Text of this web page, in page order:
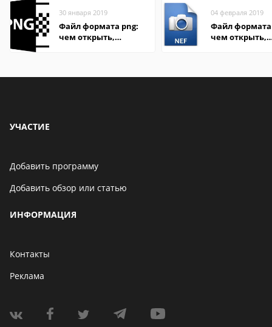
30 января 2019
Файл формата png:
чем открыть,
04 февраля 2019
Файл формата
чем открыть,
УЧАСТИЕ
Добавить программу
Добавить обзор или статью
ИНФОРМАЦИЯ
Контакты
Реклама